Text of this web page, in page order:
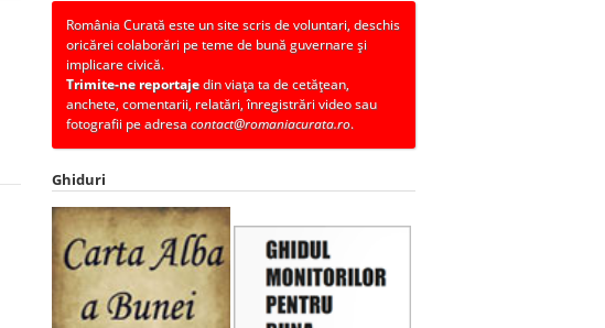
România Curată este un site scris de voluntari, deschis
oricărei colaborări pe teme de bună guvernare și
implicare civică.
Trimite-ne reportajedin viața ta de cetățean,
anchete, comentarii, relatări, înregistrări video sau
fotografii pe adresacontact@romaniacurata.ro.
Ghiduri